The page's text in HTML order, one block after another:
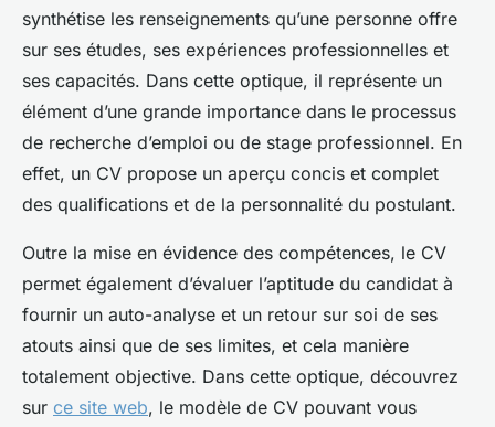
synthétise les renseignements qu’une personne offre
sur ses études, ses expériences professionnelles et
ses capacités. Dans cette optique, il représente un
élément d’une grande importance dans le processus
de recherche d’emploi ou de stage professionnel. En
effet, un CV propose un aperçu concis et complet
des qualifications et de la personnalité du postulant.
Outre la mise en évidence des compétences, le CV
permet également d’évaluer l’aptitude du candidat à
fournir un auto-analyse et un retour sur soi de ses
atouts ainsi que de ses limites, et cela manière
totalement objective. Dans cette optique, découvrez
sur ce site web, le modèle de CV pouvant vous